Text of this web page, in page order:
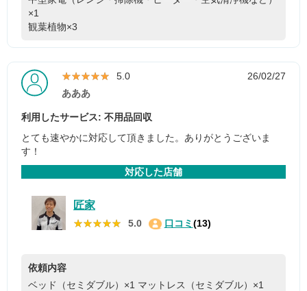
×1
観葉植物×3
★★★★★
★★★★★ 5.0
26/02/27
あああ
利用したサービス: 不用品回収
とても速やかに対応して頂きました。ありがとうございま
す！
対応した店舗
匠家
★★★★★
★★★★★ 5.0 口コミ (13)
依頼内容
ベッド（セミダブル）×1 マットレス（セミダブル）×1